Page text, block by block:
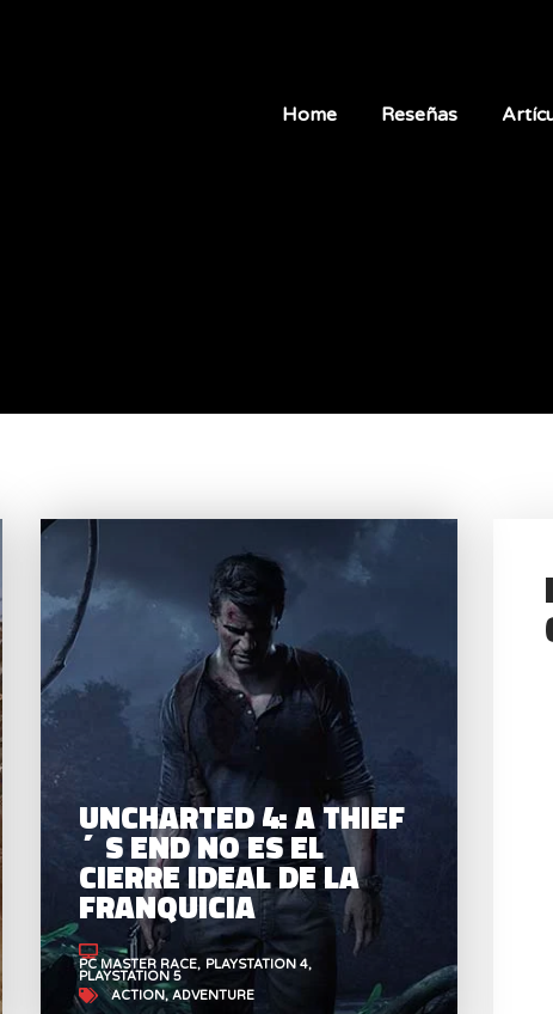
Home Reseñas
UNCHARTED 3: DRAKE’S
DECEPTION ES EL
MEJOR DE LA SERIE
UNCHARTED 4: A THIEF
´S END NO ES EL
CIERRE IDEAL DE LA
FRANQUICIA
PC MASTER RACE PLAYSTATION 4
PLAYSTATION 5
ACTION ADVENTURE